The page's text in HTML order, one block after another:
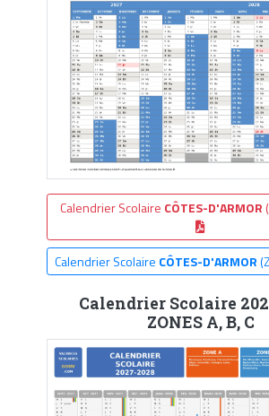
Calendrier Scolaire CÔTES-D'ARMOR
Calendrier Scolaire CÔTES-D'ARMOR
Calendrier Scolaire
ZONES A, B, C